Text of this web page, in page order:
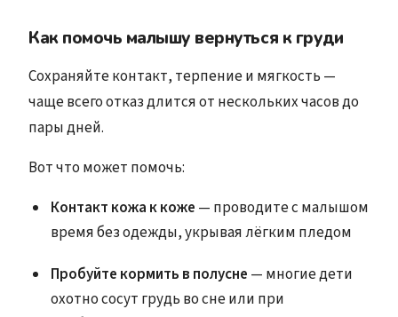
Как помочь малышу вернуться к груди
Сохраняйте контакт, терпение и мягкость —
чаще всего отказ длится от нескольких часов до
пары дней.
Вот что может помочь:
Контакт кожа к коже — проводите с малышом
время без одежды, укрывая лёгким пледом
Пробуйте кормить в полусне — многие дети
охотно сосут грудь во сне или при